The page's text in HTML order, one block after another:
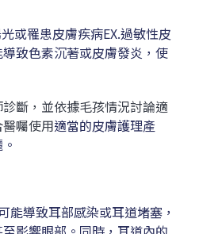
或罹患皮膚疾病EX.過敏性皮
致色素沉著或皮膚發炎，使
斷，並依據毛孩情況討論適
囑使用適當的皮膚護理產
能導致耳部感染或耳道堵塞，